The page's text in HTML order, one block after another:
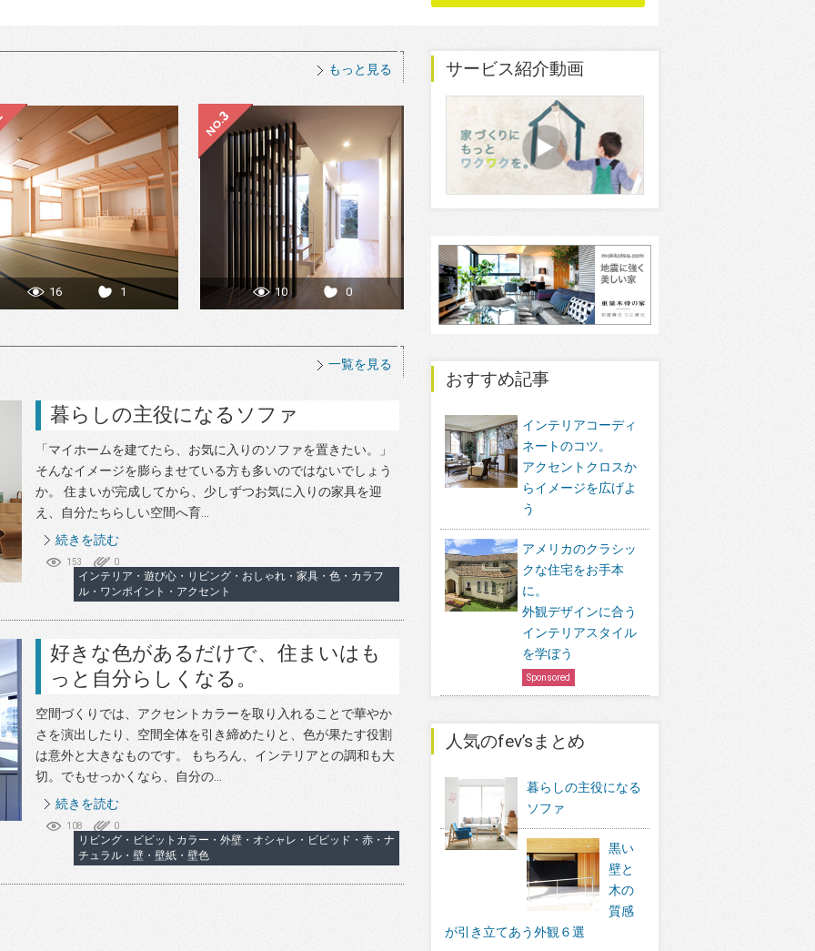
もっと見る
16 1 10 0
一覧を見る
暮らしの主役になるソファ
「マイホームを建てたら、お気に入りのソファを置きたい。」
そんなイメージを膨らませている方も多いのではないでしょう
か。 住まいが完成してから、少しずつお気に入りの家具を迎
え、自分たちらしい空間へ育...
続きを読む
153 0
インテリア・遊び心・リビング・おしゃれ・家具・色・カラフ
ル・ワンポイント・アクセント
好きな色があるだけで、住まいはも
っと自分らしくなる。
空間づくりでは、アクセントカラーを取り入れることで華やか
さを演出したり、空間全体を引き締めたりと、色が果たす役割
は意外と大きなものです。 もちろん、インテリアとの調和も大
切。でもせっかくなら、自分の...
続きを読む
108 0
リビング・ビビットカラー・外壁・オシャレ・ビビッド・赤・ナ
チュラル・壁・壁紙・壁色
サービス紹介動画
おすすめ記事
インテリアコーディ
ネートのコツ。
アクセントクロスか
らイメージを広げよ
う
アメリカのクラシッ
クな住宅をお手本
に。
外観デザインに合う
インテリアスタイル
を学ぼう
Sponsored
人気のfev’sまとめ
暮らしの主役になる
ソファ
黒い
壁と
木の
質感
が引き立てあう外観６選